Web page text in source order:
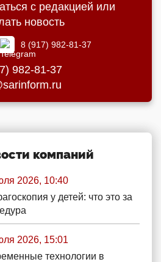
с редакцией или
новость
8 (917) 982-81-37
982-81-37
компаний
2026, 10:40
у детей: что это за
2026, 15:01
технологии в